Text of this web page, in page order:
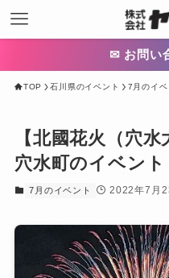
✉ お問い
TOP 石川県のイベント 7月のイベ
【北國花火（穴
穴水町のイベント
7月のイベント 2022年7月